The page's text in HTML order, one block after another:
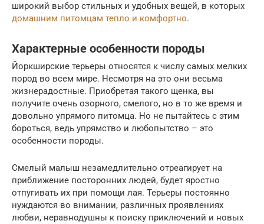
широкий выбор стильных и удобных вещей, в которых
домашним питомцам тепло и комфортно.
Характерные особенности породы
Йоркширские терьеры относятся к числу самых мелких
пород во всем мире. Несмотря на это они весьма
жизнерадостные. Приобретая такого щенка, вы
получите очень озорного, смелого, но в то же время и
довольно упрямого питомца. Но не пытайтесь с этим
бороться, ведь упрямство и любопытство – это
особенности породы.
Смелый малыш незамедлительно отреагирует на
приближение посторонних людей, будет яростно
отпугивать их при помощи лая. Терьеры постоянно
нуждаются во внимании, различных проявлениях
любви, неравнодушны к поиску приключений и новых